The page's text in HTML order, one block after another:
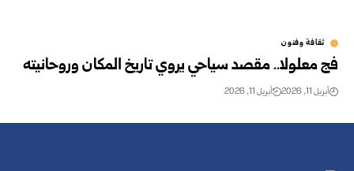
ثقافة وفنون
فج معلولا.. مقصد سياحي يروي تاريخ المكان وروحانيته‏
أبريل 11, 2026 أبريل 11, 2026